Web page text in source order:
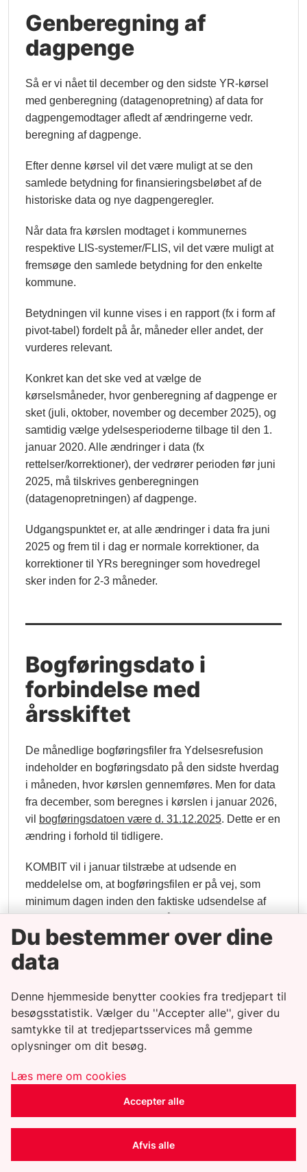
Genberegning af
dagpenge
Så er vi nået til december og den sidste YR-kørsel
med genberegning (datagenopretning) af data for
dagpengemodtager afledt af ændringerne vedr.
beregning af dagpenge.
Efter denne kørsel vil det være muligt at se den
samlede betydning for finansieringsbeløbet af de
historiske data og nye dagpengeregler.
Når data fra kørslen modtaget i kommunernes
respektive LIS-systemer/FLIS, vil det være muligt at
fremsøge den samlede betydning for den enkelte
kommune.
Betydningen vil kunne vises i en rapport (fx i form af
pivot-tabel) fordelt på år, måneder eller andet, der
vurderes relevant.
Konkret kan det ske ved at vælge de
kørselsmåneder, hvor genberegning af dagpenge er
sket (juli, oktober, november og december 2025), og
samtidig vælge ydelsesperioderne tilbage til den 1.
januar 2020. Alle ændringer i data (fx
rettelser/korrektioner), der vedrører perioden før juni
2025, må tilskrives genberegningen
(datagenopretningen) af dagpenge.
Udgangspunktet er, at alle ændringer i data fra juni
2025 og frem til i dag er normale korrektioner, da
korrektioner til YRs beregninger som hovedregel
sker inden for 2-3 måneder.
Bogføringsdato i
forbindelse med
årsskiftet
De månedlige bogføringsfiler fra Ydelsesrefusion
indeholder en bogføringsdato på den sidste hverdag
i måneden, hvor kørslen gennemføres. Men for data
fra december, som beregnes i kørslen i januar 2026,
vil
bogføringsdatoen være d. 31.12.2025. Dette er en
ændring i forhold til tidligere.
KOMBIT vil i januar tilstræbe at udsende en
meddelelse om, at bogføringsfilen er på vej, som
minimum dagen inden den faktiske udsendelse af
beregning og for YUMU-beregningen.
Deadline for
indberetning af YUMU
Som nævnt i det seneste nyhedsbrev nærmer vi os
indberette ”Ydelser Udbetalt med Urette” i YUMU via
indberetninger vedrørende nuværende og tidligere
regnskabsårfredag d. 9. januar 2026, hvis de skal
Du bestemmer over dine
data
Denne hjemmeside benytter cookies fra tredjepart til
besøgsstatistik. Vælger du ''Accepter alle'', giver du
samtykke til at tredjepartsservices må gemme
oplysninger om dit besøg.
Læs mere om cookies
Accepter alle
Afvis alle